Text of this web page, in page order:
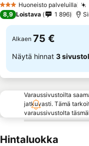
3 Tähtiluokitus
Huoneisto palveluilla
8,9 Loistava 1 896
Alkaen 75 €
Näytä hinnat 3
Varaussivustoilta
jatkuvasti. Tämä
varaussivustolta
Hintaluokka